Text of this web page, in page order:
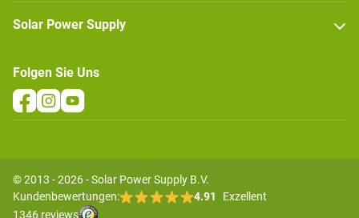
Solar Power Supply
Folgen Sie Uns
© 2013 - 2026 - Solar Power Supply B.V.
Kundenbewertungen:
4.91
Exzellent
1346 reviews